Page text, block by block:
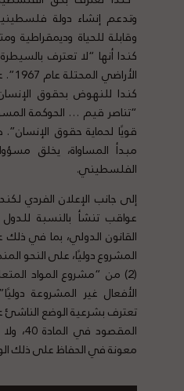
وتدعم إنشاء دولة
وقابلة للحياة وديمقراطية
كندا أنها “لا تعترف
كندا للنهوض بحقوق
“تناصر قيم … الحوكمة
قويًا لحماية حقوق
مبدأ المساواة، يخلق
الفلسطيني.
إلى جانب الإعلان الفردي
عواقب تنشأ بالنسبة للدول
القانون الدولي، بما في ذلك
(2) من “مشروع المواد
الأفعال غير المشروعة
تعترف بشرعية الوضع
معونة في الحفاظ على ذلك